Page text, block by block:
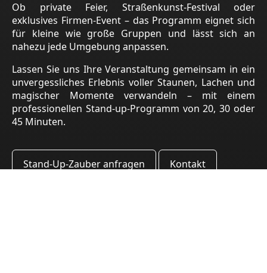
Ob private Feier, Straßenkunst-Festival oder
exklusives Firmen-Event – das Programm eignet sich
für kleine wie große Gruppen und lässt sich an
nahezu jede Umgebung anpassen.
Lassen Sie uns Ihre Veranstaltung gemeinsam in ein
unvergessliches Erlebnis voller Staunen, Lachen und
magischer Momente verwandeln – mit einem
professionellen Stand-up-Programm von 20, 30 oder
45 Minuten.
Stand-Up-Zauber anfragen Kontakt